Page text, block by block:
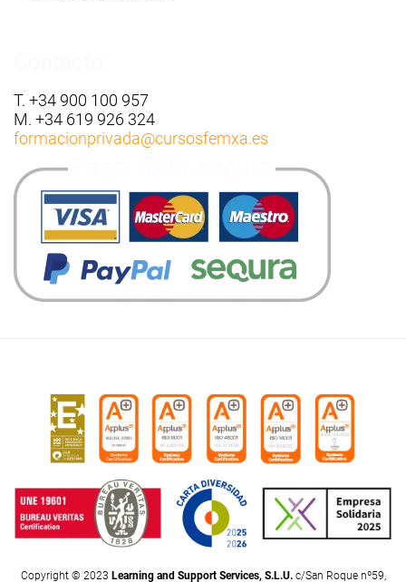
T. +34 900 100 957
M. +34 619 926 324
formacionprivada@cursosfemxa.es
Copyright © 2023 Learning and Support Services, S.L.U.c/San Roque nº59,